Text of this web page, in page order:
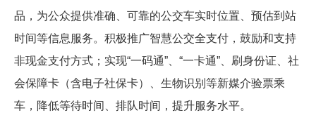
品，为公众提供准确、可靠的公交车实时位置、预估到站
时间等信息服务。积极推广智慧公交全支付，鼓励和支持
非现金支付方式；实现“一码通”、“一卡通”、刷身份证、社
会保障卡（含电子社保卡）、生物识别等新媒介验票乘
车，降低等待时间、排队时间，提升服务水平。